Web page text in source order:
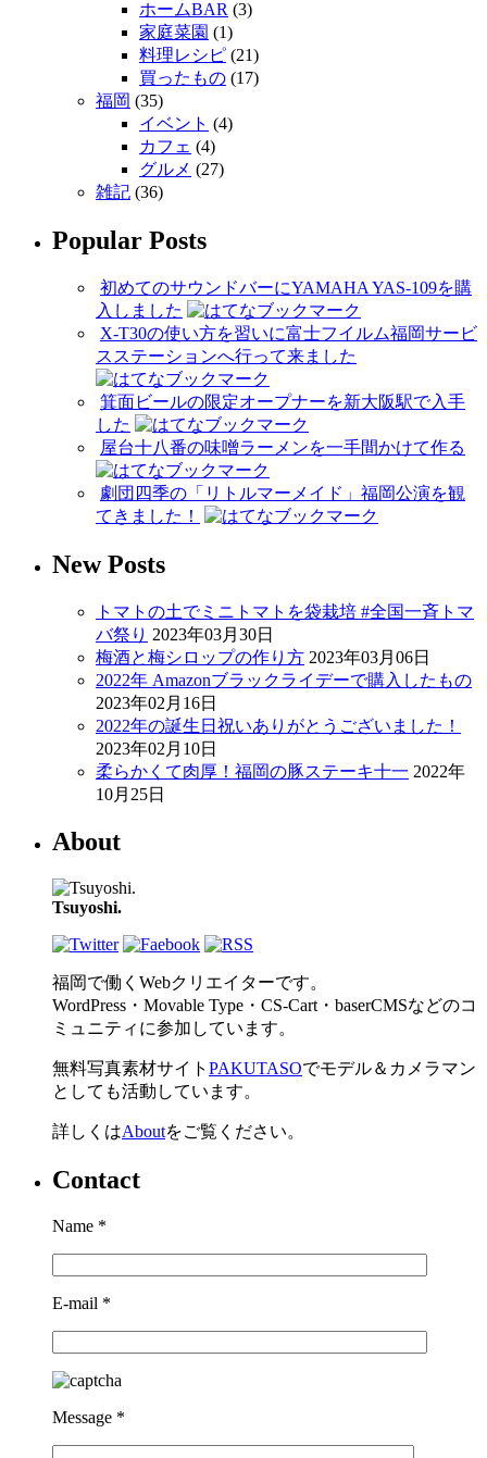
ホームBAR (3)
家庭菜園 (1)
料理レシピ (21)
買ったもの (17)
福岡 (35)
イベント (4)
カフェ (4)
グルメ (27)
雑記 (36)
Popular Posts
初めてのサウンドバーにYAMAHA YAS-109を購
入しました
X-T30の使い方を習いに富士フイルム福岡サービ
スステーションへ行って来ました
箕面ビールの限定オープナーを新大阪駅で入手
した
屋台十八番の味噌ラーメンを一手間かけて作る
劇団四季の「リトルマーメイド」福岡公演を観
てきました！
New Posts
トマトの土でミニトマトを袋栽培 #全国一斉トマ
バ祭り 2023年03月30日
梅酒と梅シロップの作り方 2023年03月06日
2022年 Amazonブラックライデーで購入したもの
2023年02月16日
2022年の誕生日祝いありがとうございました！
2023年02月10日
柔らかくて肉厚！福岡の豚ステーキ十一 2022年
10月25日
About
Tsuyoshi.
福岡で働くWebクリエイターです。
WordPress・Movable Type・CS-Cart・baserCMSなどのコ
ミュニティに参加しています。
無料写真素材サイト PAKUTASOでモデル＆カメラマン
としても活動しています。
詳しくはAboutをご覧ください。
Contact
Name *
E-mail *
Message *